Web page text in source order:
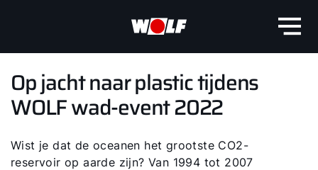
Op jacht naar plastic tijdens
WOLF wad-event 2022
Wist je dat de oceanen het grootste CO2-
reservoir op aarde zijn? Van 1994 tot 2007